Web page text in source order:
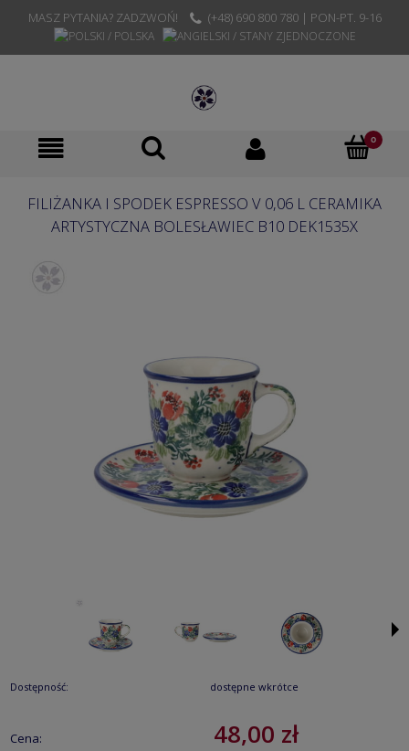
MASZ PYTANIA? ZADZWOŃ! (+48) 690 800 780 | PON-PT. 9-16
FILIŻANKA I SPODEK ESPRESSO V 0,06 L CERAMIKA
ARTYSTYCZNA BOLESŁAWIEC B10 DEK1535X
Dostępność: dostępne wkrótce
Cena: 48,00 zł